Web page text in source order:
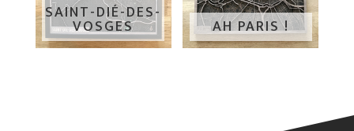
SAINT-DIÉ-DES-
VOSGES AH PARIS !